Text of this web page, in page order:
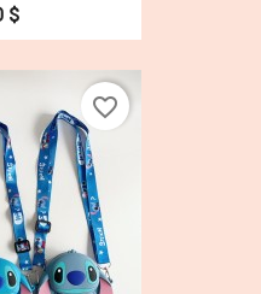
$
favorite_border